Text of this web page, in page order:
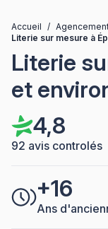
Accueil /
Literie sur mesure à
Literie
et
4,8
92 avis controlés
+16
Ans